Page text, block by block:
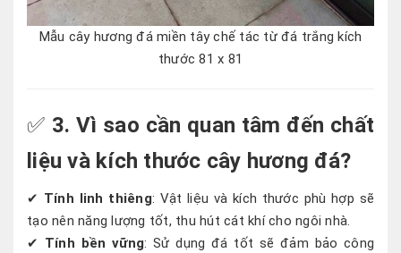
Mẫu cây hương đá miền tây chế tác từ đá trắng kích
thước 81 x 81
✅ 3. Vì sao cần quan tâm đến chất
liệu và kích thước cây hương đá?
✔ Tính linh thiêng: Vật liệu và kích thước phù hợp sẽ
tạo nên năng lượng tốt, thu hút cát khí cho ngôi nhà.
✔ Tính bền vững: Sử dụng đá tốt sẽ đảm bảo công